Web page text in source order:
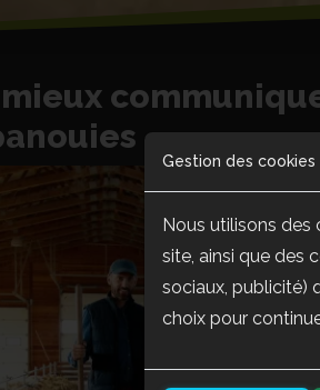
Gestion des cookies
Nous utilisons des
site, ainsi que des
sociaux, publicité)
choix pour